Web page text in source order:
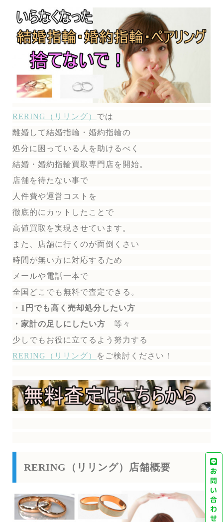
RERING（リリング） では
離婚して結婚指輪・婚約指輪の
処分に困っている人を助けるべく
結婚・婚約指輪買取専門店を開始。
店舗を待たない事で
人件費や運営コストを
徹底的にカットしたことで
高値買取を実現させています。
また、店舗に行くのが面倒くさい
時間が無い方に対応するため
メールや電話一本で
全国どこでも無料で査定できる。
・1円でも高く売却処分したい方
・家計の足しにしたい方 等々
少しでもお役に立てるよう努力する
RERING（リリング）
を ご検討ください！
RERING（リリング）店舗概要
お
問
い
合
わ
せ